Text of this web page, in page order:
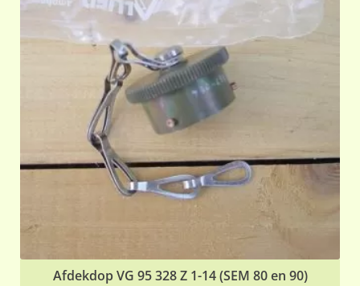
Afdekdop VG 95 328 Z 1-14 (SEM 80 en 90)